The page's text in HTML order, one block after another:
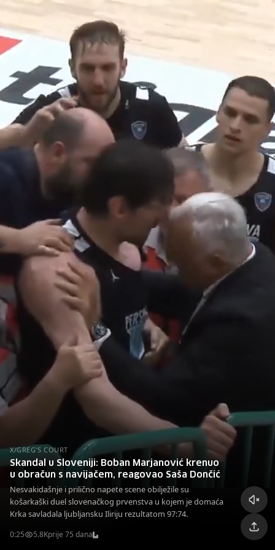
X/GREG'S COURT
Skandal u Sloveniji: Boban Marjanović krenuo
u obračun s navijačem, reagovao Saša Dončić
Nesvakidašnje i prilično napete scene obilježile su
košarkaški duel slovenačkog prvenstva u kojem je domaća
Krka savladala ljubljansku Iliriju rezultatom 97:74.
0:25 5.8Kprije 75 dana